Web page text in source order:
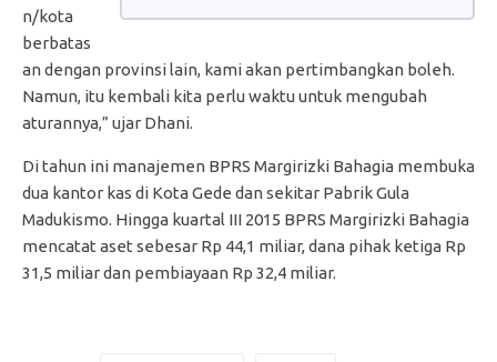
n/kota
berbatas
an dengan provinsi lain, kami akan pertimbangkan boleh.
Namun, itu kembali kita perlu waktu untuk mengubah
aturannya,” ujar Dhani.
Di tahun ini manajemen BPRS Margirizki Bahagia membuka
dua kantor kas di Kota Gede dan sekitar Pabrik Gula
Madukismo. Hingga kuartal III 2015 BPRS Margirizki Bahagia
mencatat aset sebesar Rp 44,1 miliar, dana pihak ketiga Rp
31,5 miliar dan pembiayaan Rp 32,4 miliar.